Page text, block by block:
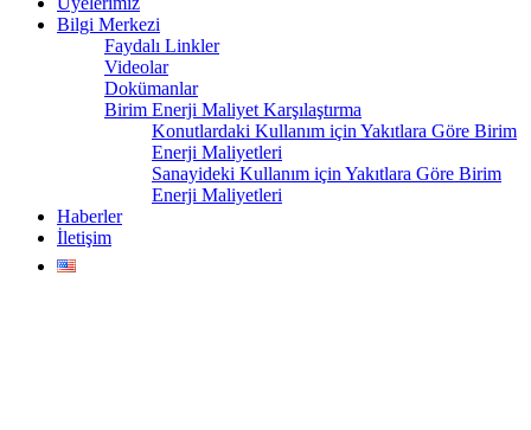
Bilgi Merkezi
Faydalı Linkler
Videolar
Dokümanlar
Birim Enerji Maliyet Karşılaştırma
Konutlardaki Kullanım için Yakıtlara Göre Birim
Enerji Maliyetleri
Sanayideki Kullanım için Yakıtlara Göre Birim
Enerji Maliyetleri
Haberler
İletişim